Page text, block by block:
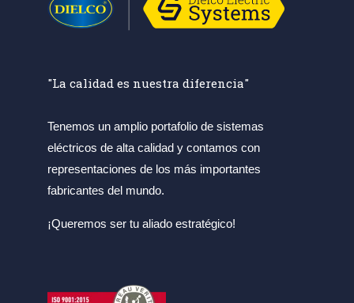
"La calidad es nuestra diferencia"
Tenemos un amplio portafolio de sistemas
eléctricos de alta calidad y contamos con
representaciones de los más importantes
fabricantes del mundo.
¡Queremos ser tu aliado estratégico!